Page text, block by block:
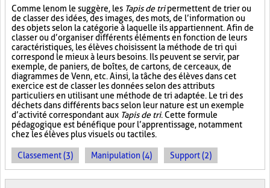
Comme le nom le suggère, les Tapis de tripermettent de trier ou
de classer des idées, des images, des mots, de l’information ou
des objets selon la catégorie à laquelle ils appartiennent. Afin de
classer ou d’organiser différents éléments en fonction de leurs
caractéristiques, les élèves choisissent la méthode de tri qui
correspond le mieux à leurs besoins. Ils peuvent se servir, par
exemple, de paniers, de boîtes, de cartons, de cerceaux, de
diagrammes de Venn, etc. Ainsi, la tâche des élèves dans cet
exercice est de classer les données selon des attributs
particuliers en utilisant une méthode de tri adaptée. Le tri des
déchets dans différents bacs selon leur nature est un exemple
d’activité correspondant aux Tapis de tri. Cette formule
pédagogique est bénéfique pour l’apprentissage, notamment
chez les élèves plus visuels ou tactiles.
Classement (3) Manipulation (4) Support (2)